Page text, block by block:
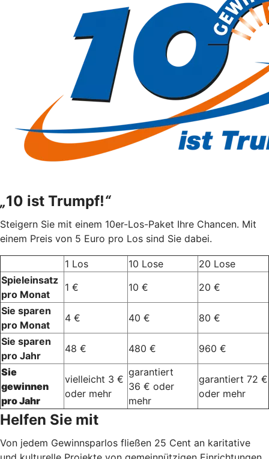
„10 ist Trumpf!“
Steigern Sie mit einem 10er-Los-Paket Ihre Chancen. Mit
einem Preis von 5 Euro pro Los sind Sie dabei.
1 Los 10 Lose
20 Lose
Spieleinsatz
pro Monat
1 € 10 €
20 €
Sie sparen
pro Monat
4 € 40 €
80 €
Sie sparen
pro Jahr
48 € 480 €
960 €
Sie
gewinnen
pro Jahr
vielleicht 3 €
oder mehr
garantiert
36 € oder
mehr
garantiert 72 €
oder mehr
Helfen Sie mit
Von jedem Gewinnsparlos fließen 25 Cent an karitative